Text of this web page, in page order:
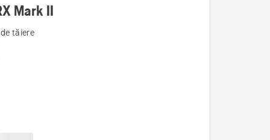
Mark II
tăiere